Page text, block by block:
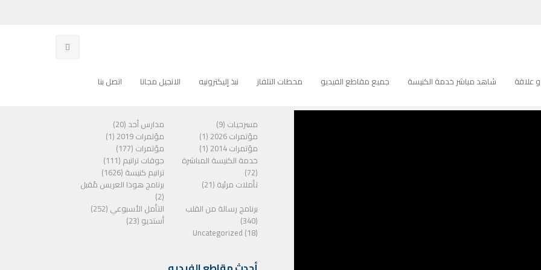
علاقة شاهد مباشر خدمة الكنيسة جميع مقاطع الفيديو محطات التلفاز نبذ إليكترونيه الانجيل مجانا اتصل بنا الفئات
مسرحيات (9)
مدارس أحد (20)
مؤتمرات 2026 (1)
مؤتمرات 2019 (1)
مؤتمرات 2014 (1)
مؤتمرات (177)
خدمة الكنيسة المباشرة
(72)
جوقات ترانيم (111)
ترانيم كنيسة (1626)
تأملات مرئية (21)
برنامج هوذا العريس مًقبل
(2)
برنامج رسالة من القلب
(340)
التأمل الأسبوعي (252)
أستديو (23)
Uncategorized (18)